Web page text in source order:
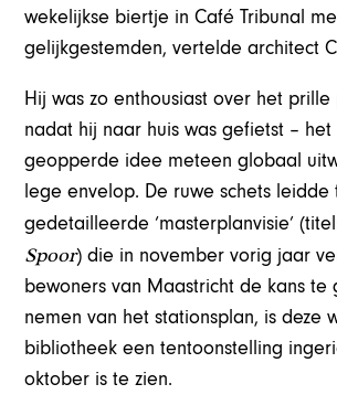
wekelijkse biertje in Café Tribunal
gelijkgestemden, vertelde architect
Hij was zo enthousiast over het
nadat hij naar huis was gefietst – het
geopperde idee meteen globaal
lege envelop. De ruwe schets leidde
gedetailleerde ‘masterplanvisie’
Spoor) die in november vorig jaar
bewoners van Maastricht de kans te
nemen van het stationsplan, is deze
bibliotheek een tentoonstelling
oktober is te zien.